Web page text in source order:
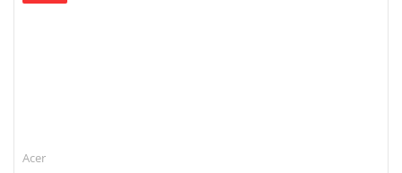
Acer